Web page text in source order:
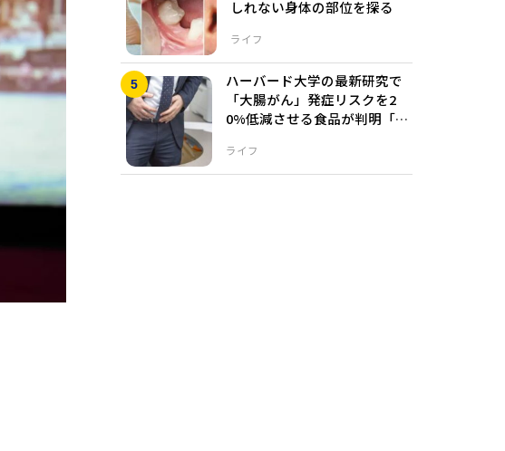
ライフ
しれない身体の部位を探る
ライフ
ハーバード大学の最新研究で
「大腸がん」発症リスクを2
0%低減させる食品が判明「週